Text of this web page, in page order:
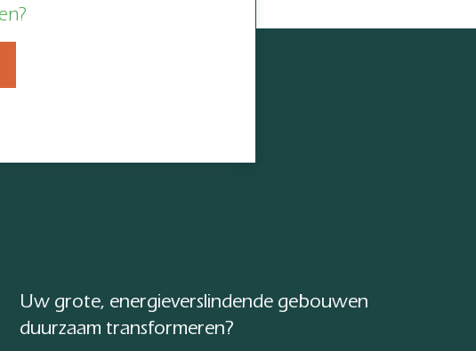
Uw grote, energieverslindende gebouwen
duurzaam transformeren?